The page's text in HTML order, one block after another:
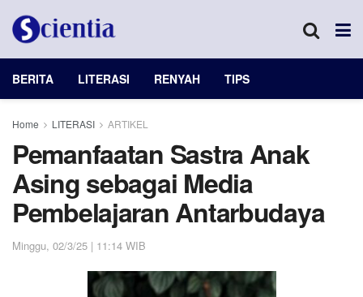
BERITA LITERASI RENYAH TIPS
Home LITERASI ARTIKEL
Pemanfaatan Sastra Anak
Asing sebagai Media
Pembelajaran Antarbudaya
Minggu, 02/3/25 | 11:14 WIB